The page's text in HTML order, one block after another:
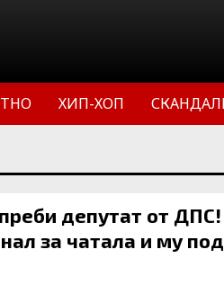
ХИП-ХОП
депутат от ДПС!
за чатала и му